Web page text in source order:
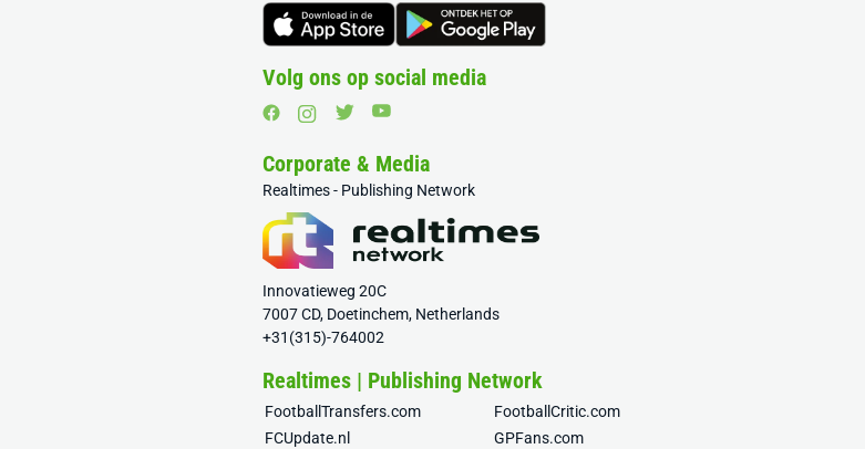
Volg ons op social media
Corporate & Media
Realtimes - Publishing Network
Innovatieweg 20C
7007 CD, Doetinchem, Netherlands
+31(315)-764002
Realtimes | Publishing Network
FootballTransfers.com
FootballCritic.com
FCUpdate.nl
GPFans.com